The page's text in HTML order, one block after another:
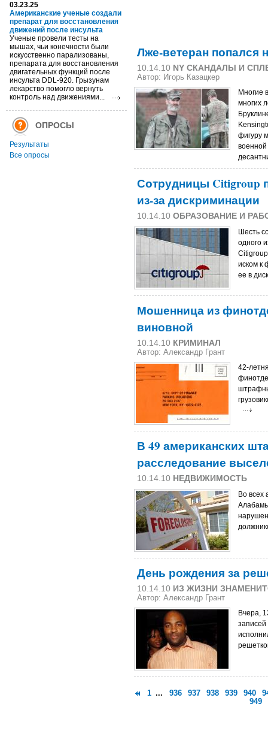
03.23.25
Американские ученые создали
препарат для восстановления
движений после инсульта
Ученые провели тесты на
мышах, чьи конечности были
искусственно парализованы,
препарата для восстановления
двигательных функций после
инсульта DDL-920. Грызунам
лекарство помогло вернуть
контроль над движениями...
ОПРОСЫ
Результаты
Все опросы
Лже-ветеран попался
10.14.10 NY СКАНДАЛЫ И
Автор: Игорь Казацкер
Многие
многих
фигуру
Сотрудницы Citigroup
из-за дискриминации
10.14.10 ОБРАЗОВАНИЕ И
Шесть
одного
иском к
ее в
Мошенница из
виновной
10.14.10 КРИМИНАЛ
Автор: Александр Грант
42-
В 49 американских
расследование
10.14.10 НЕДВИЖИМОСТЬ
Во всех
День рождения за
10.14.10 ИЗ ЖИЗНИ
Автор: Александр Грант
Вчера,
записей
1 ... 936 937 938 939 940
949